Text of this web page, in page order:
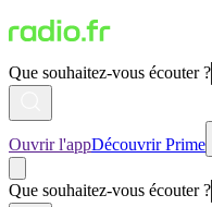
Que souhaitez-vous écouter ?
Ouvrir l'appDécouvrir Prime
Que souhaitez-vous écouter ?